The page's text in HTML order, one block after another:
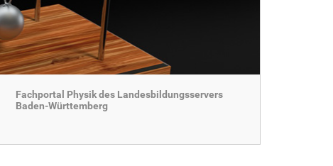
Fachportal Physik des Landesbildungsservers
Baden-Württemberg